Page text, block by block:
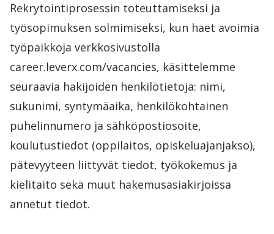
Rekrytointiprosessin toteuttamiseksi ja
työsopimuksen solmimiseksi, kun haet avoimia
työpaikkoja verkkosivustolla
career.leverx.com/vacancies, käsittelemme
seuraavia hakijoiden henkilötietoja: nimi,
sukunimi, syntymäaika, henkilökohtainen
puhelinnumero ja sähköpostiosoite,
koulutustiedot (oppilaitos, opiskeluajanjakso),
pätevyyteen liittyvät tiedot, työkokemus ja
kielitaito sekä muut hakemusasiakirjoissa
annetut tiedot.